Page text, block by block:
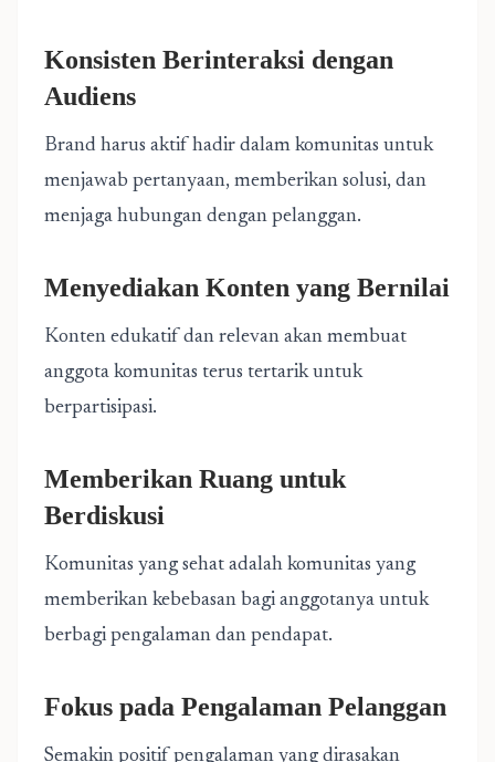
Konsisten Berinteraksi dengan
Audiens
Brand harus aktif hadir dalam komunitas untuk
menjawab pertanyaan, memberikan solusi, dan
menjaga hubungan dengan pelanggan.
Menyediakan Konten yang Bernilai
Konten edukatif dan relevan akan membuat
anggota komunitas terus tertarik untuk
berpartisipasi.
Memberikan Ruang untuk
Berdiskusi
Komunitas yang sehat adalah komunitas yang
memberikan kebebasan bagi anggotanya untuk
berbagi pengalaman dan pendapat.
Fokus pada Pengalaman Pelanggan
Semakin positif pengalaman yang dirasakan